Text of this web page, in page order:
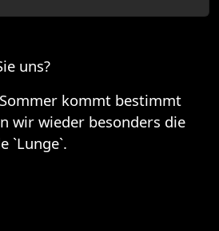
uns?
kommt bestimmt
wir wieder besonders die
`Lunge`.